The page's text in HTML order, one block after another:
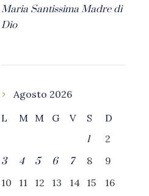
Maria Santissima Madre di
Dio
Agosto 2026
L
M M G V S
D
1
2
3
4 5 6 7 8
9
10
11 12 13 14 15
16